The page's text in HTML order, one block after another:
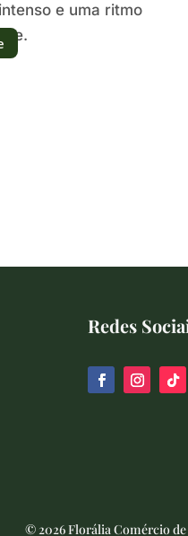
e uma ritmo
Redes
© 2026 Florália Comércio